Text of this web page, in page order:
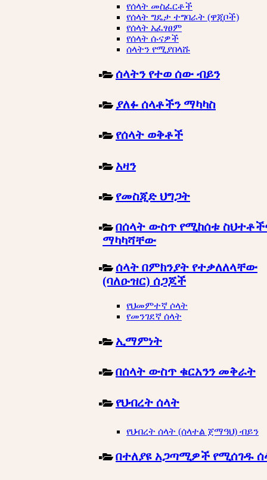
የሰላት መስፈርቶች
የሰላት ግዴታ ተግባራት (ዋጂቦች)
የሰላት አፈፃፀም
የሰላት ሱናዎች
ሰላትን የሚያበላሹ
ሰላትን የተወ ሰው ብይን
ያለፉ ሰላቶችን ማካካስ
የሰላት ወቅቶች
አዛን
የመስጂድ ህግጋት
በሰላት ውስጥ የሚከሰቱ
ማካካሻቸው
ሰላት በምክንያት የተቃለለላቸው
(ባለዑዝር) ሰጋጆች
የህመምተኛ ሶላት
የመንገደኛ ሰላት
ኢማምነት
በሰላት ውስጥ ቁርአንን መቅራት
የህብረት ሰላት
የህብረት ሰላት (ሰላተል ጀማዓህ) ብይን
በተለያዩ አጋጣሚዎች የሚሰገዱ